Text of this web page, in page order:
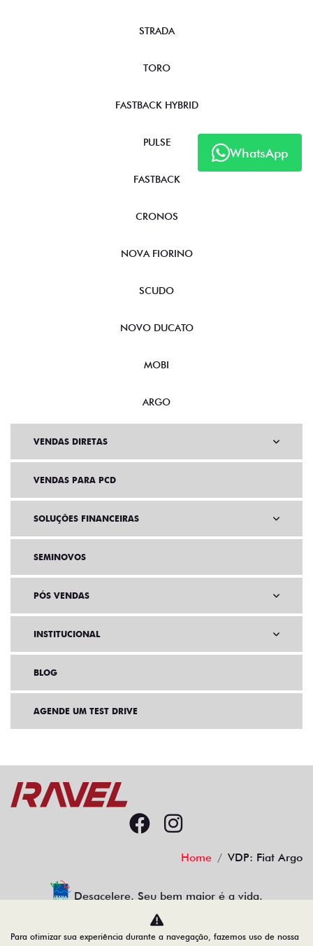
WhatsApp
STRADA
TORO
FASTBACK HYBRID
PULSE
FASTBACK
CRONOS
NOVA FIORINO
SCUDO
NOVO DUCATO
MOBI
ARGO
VENDAS DIRETAS
VENDAS PARA PCD
SOLUÇÕES FINANCEIRAS
SEMINOVOS
PÓS VENDAS
INSTITUCIONAL
BLOG
AGENDE UM TEST DRIVE
Home VDP: Fiat Argo
Desacelere. Seu bem maior é a vida.
Para otimizar sua experiência durante a navegação, fazemos uso de nossa